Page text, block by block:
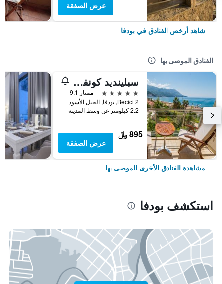
عرض الصفقة
شاهد أرخص الفنادق في بودفا
الفنادق الموصى بها
سبلينديد كونفرانس آند سبا ريزورت
5 نجوم
ممتاز 9.1
Becici 2, بودفا, الجبل الأسود
2.2 كيلومتر عن وسط المدينة
895 ﷼
عرض الصفقة
مشاهدة الفنادق الأخرى الموصى بها
استكشف بودفا